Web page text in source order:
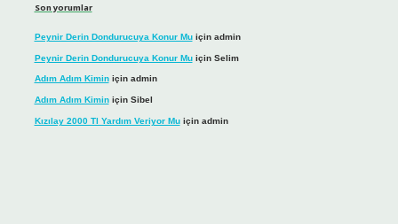
Son yorumlar
Peynir Derin Dondurucuya Konur Muiçin admin
Peynir Derin Dondurucuya Konur Muiçin Selim
Adım Adım Kiminiçin admin
Adım Adım Kiminiçin Sibel
Kızılay 2000 Tl Yardım Veriyor Muiçin admin